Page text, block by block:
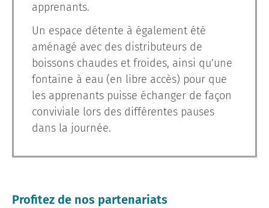
apprenants.
Un espace détente à également été
aménagé avec des distributeurs de
boissons chaudes et froides, ainsi qu’une
fontaine à eau (en libre accès) pour que
les apprenants puisse échanger de façon
conviviale lors des différentes pauses
dans la journée.
Profitez de nos partenariats